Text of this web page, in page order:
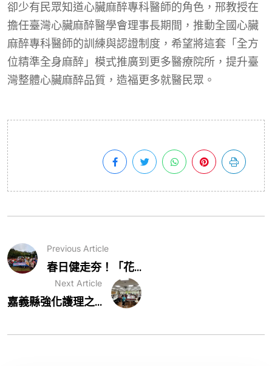
卻少有民眾知道心臟麻醉專科醫師的角色，邢教授在
擔任臺灣心臟麻醉醫學會理事長期間，推動全國心臟
麻醉專科醫師的訓練與認證制度，希望將這套「全方
位精準全身麻醉」模式推廣到更多醫療院所，提升臺
灣整體心臟麻醉品質，造福更多就醫民眾。
Previous Article
春日健走夯！「花...
Next Article
嘉義縣強化護理之...